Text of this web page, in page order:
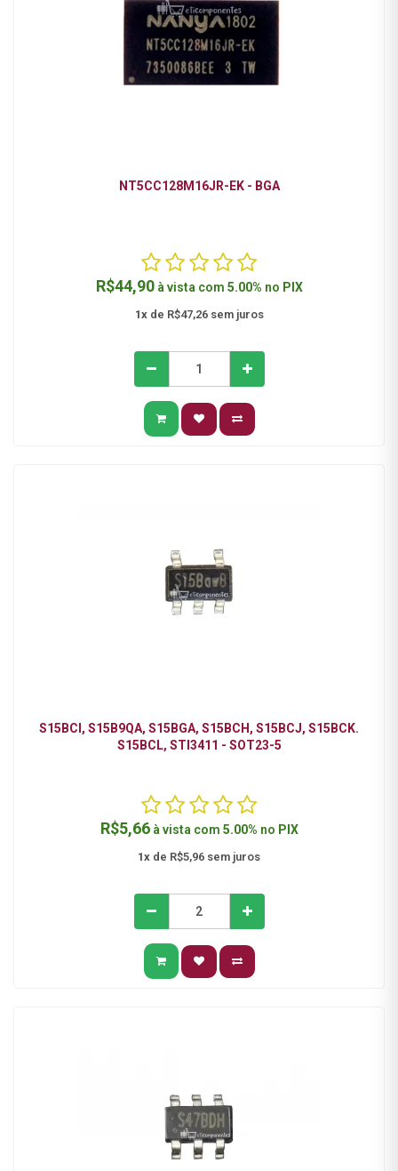
NT5CC128M16JR-EK - BGA
R$44,90 à vista com 5.00% no PIX
1xde R$47,26 sem juros
S15BCI, S15B9QA, S15BGA, S15BCH, S15BCJ, S15BCK.
S15BCL, STI3411 - SOT23-5
R$5,66 à vista com 5.00% no PIX
1x de R$5,96 sem juros